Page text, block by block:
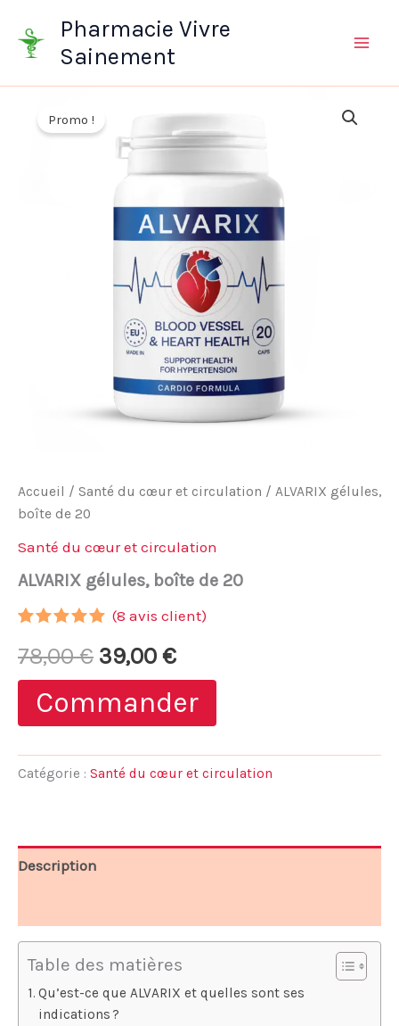
contenu
Pharmacie Vivre
Sainement
Promo !
Accueil / Santé du cœur et circulation / ALVARIX gélules,
boîte de 20
Santé du cœur et circulation
ALVARIX gélules, boîte de 20
sur 5
basé sur
notations
client
(8 avis client)
78,00€ Le
prix
initial
était :
39,00 €Le
prix
actuel
est :
Commander
Catégorie : Santé du cœur et circulation
Description
Table des matières
Qu’est-ce que ALVARIX et quelles sont ses
indications ?